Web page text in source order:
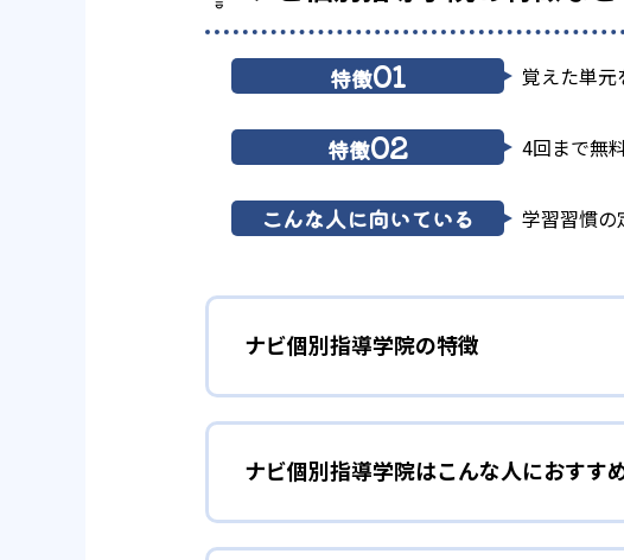
特徴01 覚えた単
特徴02 4回まで無
こんな人に向いている 学習習慣の
ナビ個別指導学院の特徴
01 ほめる指導でやる気
ナビ個別指導学院の講師は、子どもの小さ
ている。勉強のやり方が分からずに勉強嫌
で、勉強が楽しくなる。やる気がアップす
ナビ個別指導学院はこんな人におすす
学習習慣の定着をした